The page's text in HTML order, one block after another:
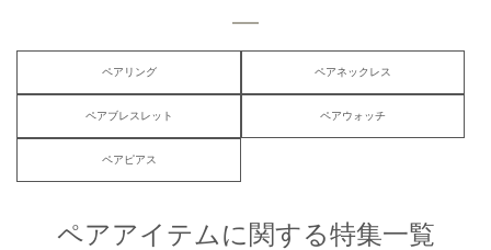
ペアリング ペアネックレス
ペアブレスレット ペアウォッチ
ペアピアス
ペアアイテムに関する特集一覧